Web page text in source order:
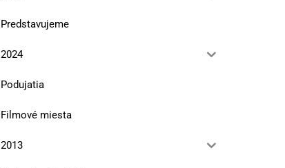
Predstavujeme
2024
Podujatia
Filmové miesta
2013